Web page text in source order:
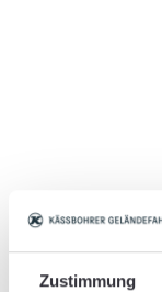
Zustimmung